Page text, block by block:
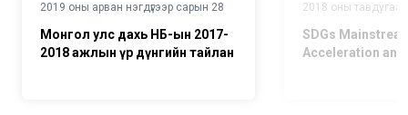
2019 оны арван нэгдүгээр сарын 28
Монгол улс дахь НҮБ-ын 2017-
2018 ажлын үр дүнгийн тайлан
2018 оны
SDGs
Acceleration